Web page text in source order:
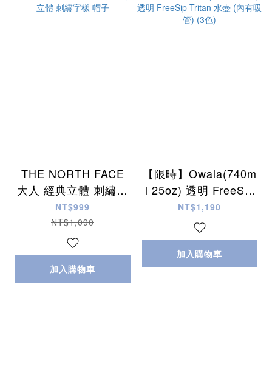
THE NORTH FACE
大人 經典立體 刺繡字
樣 帽子
NT$999
NT$1,090
加入購物車
【限時】Owala(740m
l 25oz) 透明 FreeSip
Tritan 水壺 (內有吸管)
(3色)
NT$1,190
加入購物車